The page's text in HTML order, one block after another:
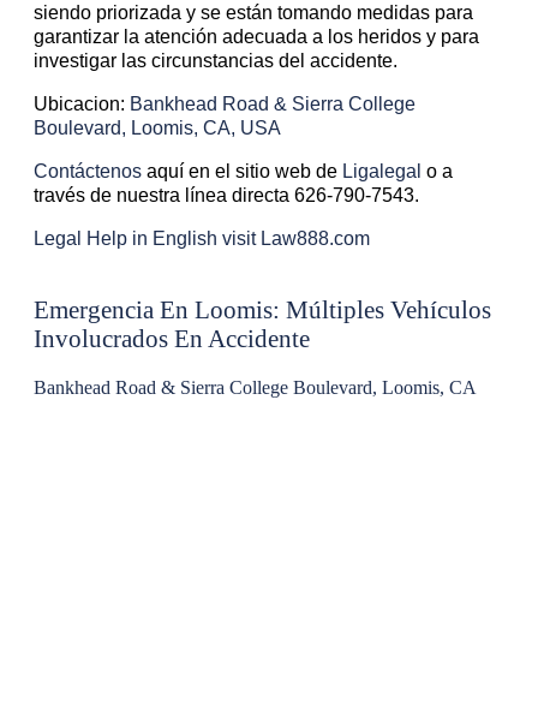
siendo priorizada y se están tomando medidas para
garantizar la atención adecuada a los heridos y para
investigar las circunstancias del accidente.
Ubicacion: Bankhead Road & Sierra College
Boulevard, Loomis, CA, USA
Contáctenos aquí en el sitio web de Ligalegal o a
través de nuestra línea directa 626-790-7543.
Legal Help in English visit Law888.com
Emergencia En Loomis: Múltiples Vehículos
Involucrados En Accidente
Bankhead Road & Sierra College Boulevard, Loomis, CA